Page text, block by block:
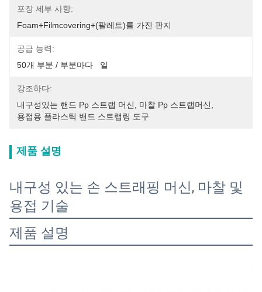
포장 세부 사항:
Foam+filmcovering+(팔레트)를 가진 판지
공급 능력:
50개 부분 / 부분마다   일
강조하다:
내구성있는 핸드 Pp 스트랩 머신
마찰 Pp 스트랩머신
용접용 플라스틱 밴드 스트랩링 도구
제품 설명
내구성 있는 손 스트래핑 머신, 마찰 및
용접 기술
제품 설명